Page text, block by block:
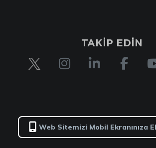
TAKİP EDİN
Web Sitemizi Mobil Ekranınıza